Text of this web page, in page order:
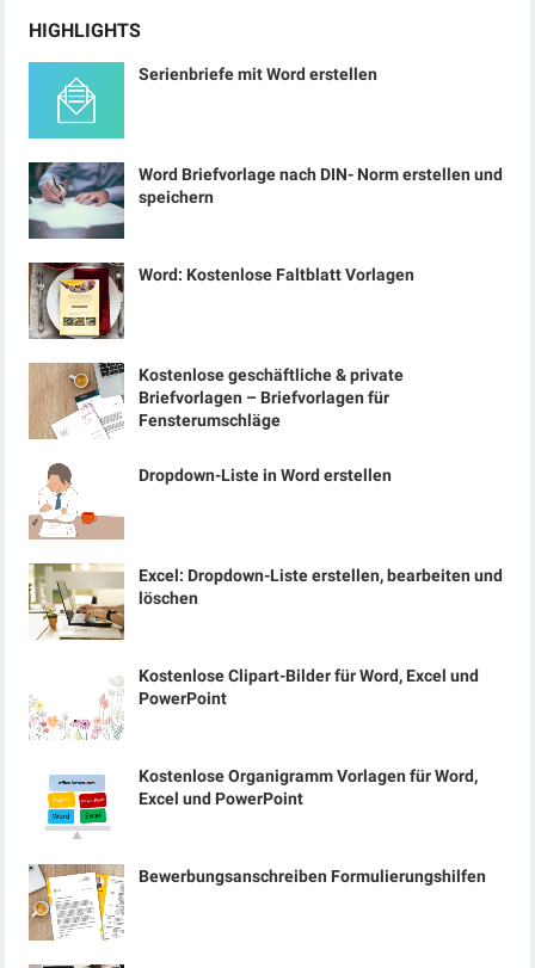
HIGHLIGHTS
Serienbriefe mit Word erstellen
Word Briefvorlage nach DIN- Norm erstellen und
speichern
Word: Kostenlose Faltblatt Vorlagen
Kostenlose geschäftliche & private
Briefvorlagen – Briefvorlagen für
Fensterumschläge
Dropdown-Liste in Word erstellen
Excel: Dropdown-Liste erstellen, bearbeiten und
löschen
Kostenlose Clipart-Bilder für Word, Excel und
PowerPoint
Kostenlose Organigramm Vorlagen für Word,
Excel und PowerPoint
Bewerbungsanschreiben Formulierungshilfen